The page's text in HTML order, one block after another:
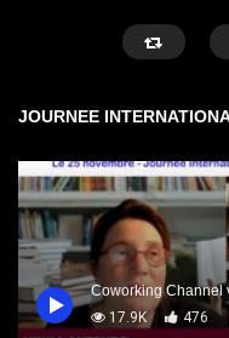
17.9K
476